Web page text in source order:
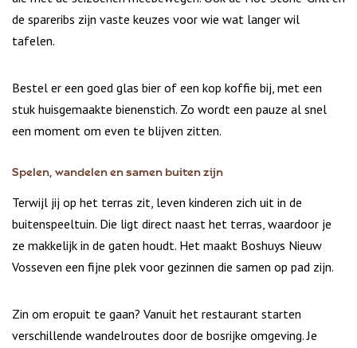
de spareribs zijn vaste keuzes voor wie wat langer wil
tafelen.
Bestel er een goed glas bier of een kop koffie bij, met een
stuk huisgemaakte bienenstich. Zo wordt een pauze al snel
een moment om even te blijven zitten.
Spelen, wandelen en samen buiten zijn
Terwijl jij op het terras zit, leven kinderen zich uit in de
buitenspeeltuin. Die ligt direct naast het terras, waardoor je
ze makkelijk in de gaten houdt. Het maakt Boshuys Nieuw
Vosseven een fijne plek voor gezinnen die samen op pad zijn.
Zin om eropuit te gaan? Vanuit het restaurant starten
verschillende wandelroutes door de bosrijke omgeving. Je